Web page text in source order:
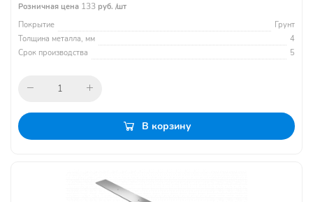
Розничная цена 133 руб. /шт
Покрытие
Грунт
Толщина металла, мм
4
Срок производства
5
В корзину